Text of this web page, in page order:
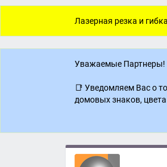
Лазерная резка и
Уважаемые Партнеры!
📑 Уведомляем Вас о
домовых знаков,